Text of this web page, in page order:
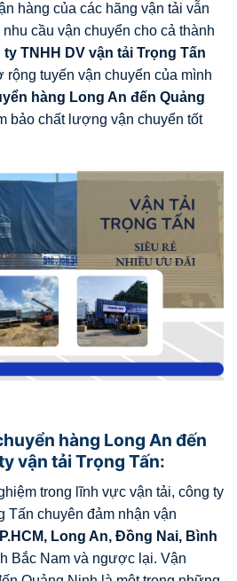
hàng của các hãng vận tải vẫn
cầu vận chuyển cho cả thành
TNHH DV vận tải Trọng Tấn
rộng tuyến vận chuyển của mình
hàng Long An đến Quảng
bảo chất lượng vận chuyển tốt
hàng Long An đến
vận tải Trọng Tấn:
trong lĩnh vực vận tải, công ty
Tấn chuyên đảm nhận vận
Long An, Đồng Nai, Bình
Bắc Nam và ngược lại. Vận